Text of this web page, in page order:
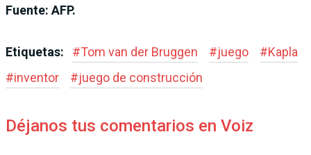
Fuente: AFP.
Etiquetas: #Tom van der Bruggen #juego #Kapla
#inventor #juego de construcción
Déjanos tus comentarios en Voiz